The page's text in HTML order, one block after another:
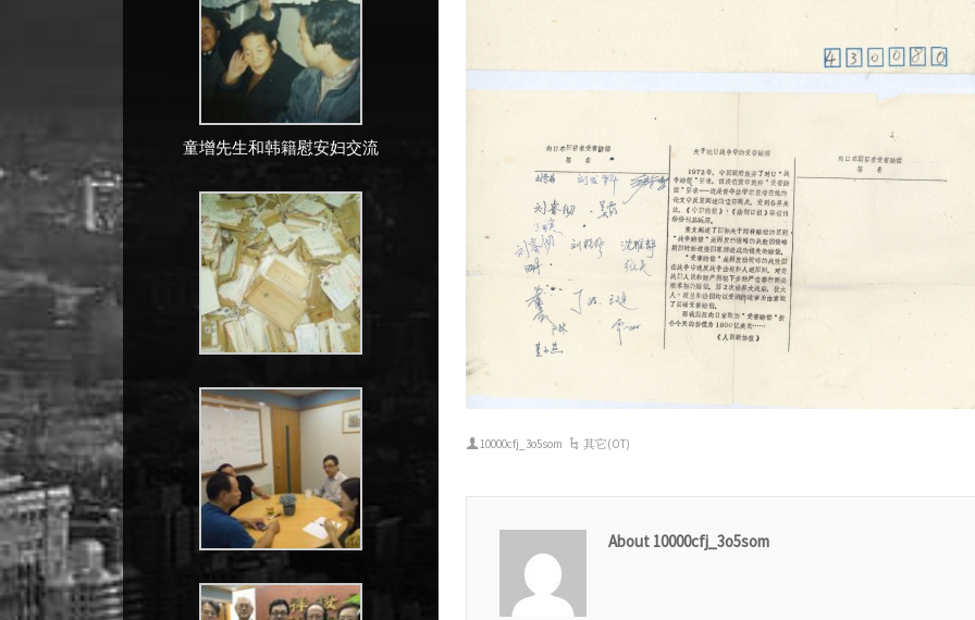
童增先生和韩籍慰安妇交流
10000cfj_3o5som 其它(OT)
About 10000cfj_3o5som